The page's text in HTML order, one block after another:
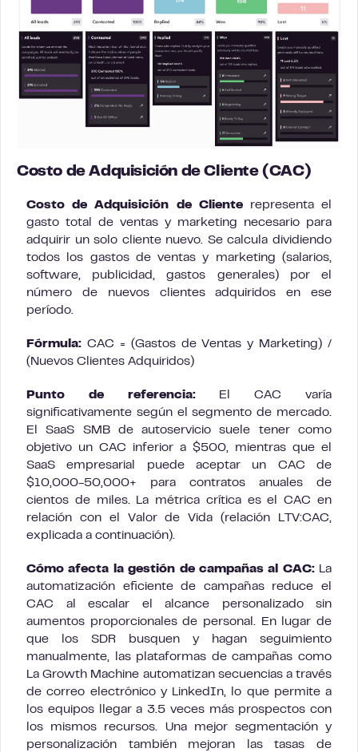
Costo de Adquisición de Cliente (CAC)
Costo de Adquisición de Clienterepresenta el
gasto total de ventas y marketing necesario para
adquirir un solo cliente nuevo. Se calcula dividiendo
todos los gastos de ventas y marketing (salarios,
software, publicidad, gastos generales) por el
número de nuevos clientes adquiridos en ese
período.
Fórmula: CAC = (Gastos de Ventas y Marketing) /
(Nuevos Clientes Adquiridos)
Punto de referencia:El CAC varía
significativamente según el segmento de mercado.
El SaaS SMB de autoservicio suele tener como
objetivo un CAC inferior a $500, mientras que el
SaaS empresarial puede aceptar un CAC de
$10,000-50,000+ para contratos anuales de
cientos de miles. La métrica crítica es el CAC en
relación con el Valor de Vida (relación LTV:CAC,
explicada a continuación).
Cómo afecta la gestión de campañas al CAC:La
automatización eficiente de campañas reduce el
CAC al escalar el alcance personalizado sin
aumentos proporcionales de personal. En lugar de
que los SDR busquen y hagan seguimiento
manualmente, las plataformas de campañas como
La Growth Machine automatizan secuencias a través
de correo electrónico y LinkedIn, lo que permite a
los equipos llegar a 3.5 veces más prospectos con
los mismos recursos. Una mejor segmentación y
personalización también mejoran las tasas de